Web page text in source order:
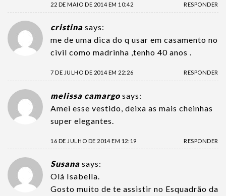
22 DE MAIO DE 2014 EM 10:42 RESPONDER
cristina says:
me de uma dica do q usar em casamento no
civil como madrinha ,tenho 40 anos .
7 DE JULHO DE 2014 EM 22:26 RESPONDER
melissa camargo says:
Amei esse vestido, deixa as mais cheinhas
super elegantes.
16 DE JULHO DE 2014 EM 12:19 RESPONDER
Susana says:
Olá Isabella.
Gosto muito de te assistir no Esquadrão da